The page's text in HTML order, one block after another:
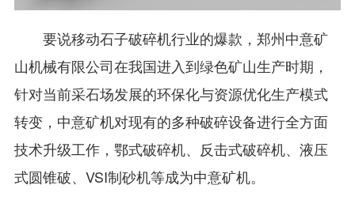
要说移动石子破碎机行业的爆款，郑州中意矿
山机械有限公司在我国进入到绿色矿山生产时期，
针对当前采石场发展的环保化与资源优化生产模式
转变，中意矿机对现有的多种破碎设备进行全方面
技术升级工作，鄂式破碎机、反击式破碎机、液压
式圆锥破、VSI制砂机等成为中意矿机。